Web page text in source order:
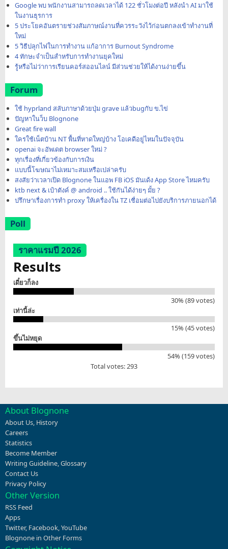
Google พบ พนักงานสามารถลดเวลาได้ 122 ชั่วโมงต่อปี หลังนำ AI มาใช้
ในงานธุรการ
5 ประโยคอันตรายช่วงสัมภาษณ์งานที่ควรระวังไว้ก่อนตกลงเข้าทำงานที่
ใหม่
5 วิธีปลุกไฟในการทำงาน แก้อาการ Burnout Syndrome
4 ทักษะจำเป็นสำหรับการทำงานยุคใหม่
รู้หรือไม่ว่าการเรียนคอร์สออนไลน์ มีส่วนช่วยให้ได้งานง่ายขึ้น
Forum
ใช้ hyprland สลับภาษาด้วยปุ่ม grave แล้วbugกับ ข.ไข่
ปัญหาในว็บ Blognone
Great fire wall
ใครใช้เน็ตบ้าน NT พื้นที่หาดใหญ่บ้าง โอเคดีอยู่ไหมในปัจจุบัน
openai จะอัพเดต browser ใหม่ ?
ทุกเรื่องที่เกี่ยวข้องกับการเงิน
แบบนี้โฆษณาไม่เหมาะสมเหรือเปล่าครับ
สงสัยว่าเวลาเปิด Blognone ในแอพ FB iOS มันเด้ง App Store ไหมครับ
ktb next & เป๋าตังค์ @ android .. ใช้กันได้ง่ายๆ มั้ย ?
ปรึกษาเรื่องการทำ proxy ให้เครื่องใน TZ เชื่อมต่อไปยังบริการภายนอกได้
Poll
ราคาแรมปี 2026
Results
เดี๋ยวก็ลง
30% (89 votes)
เท่านี้ล่ะ
15% (45 votes)
ขึ้นไม่หยุด
54% (159 votes)
Total votes: 293
About Blognone
About Us, History
Careers
Statistics
Become Member
Writing Guideline,Glossary
Contact Us
Privacy Policy
Other Version
RSS Feed
Apps
Twitter, Facebook,YouTube
Blognone in Other Forms